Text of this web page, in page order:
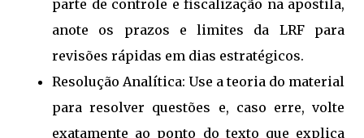
parte de controle e fiscalização na apostila,
anote os prazos e limites da LRF para
revisões rápidas em dias estratégicos.
Resolução Analítica: Use a teoria do material
para resolver questões e, caso erre, volte
exatamente ao ponto do texto que explica